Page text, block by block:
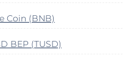
Coin (BNB)
BEP (TUSD)